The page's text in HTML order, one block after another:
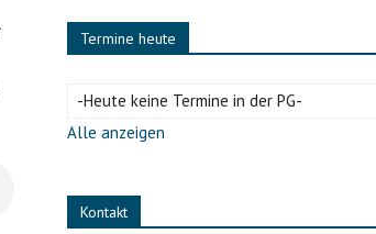
Termine heute
-Heute keine Termine in der PG-
Alle anzeigen
Kontakt